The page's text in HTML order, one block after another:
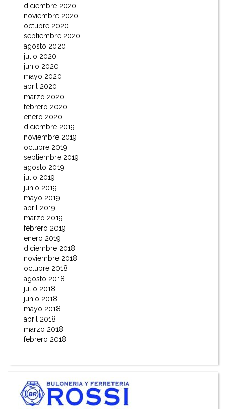
diciembre 2020
noviembre 2020
octubre 2020
septiembre 2020
agosto 2020
julio 2020
junio 2020
mayo 2020
abril 2020
marzo 2020
febrero 2020
enero 2020
diciembre 2019
noviembre 2019
octubre 2019
septiembre 2019
agosto 2019
julio 2019
junio 2019
mayo 2019
abril 2019
marzo 2019
febrero 2019
enero 2019
diciembre 2018
noviembre 2018
octubre 2018
agosto 2018
julio 2018
junio 2018
mayo 2018
abril 2018
marzo 2018
febrero 2018